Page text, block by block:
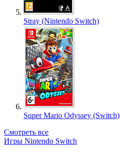
Stray (Nintendo Switch)
Super Mario Odyssey (Switch)
Смотреть все
Игры Nintendo Switch